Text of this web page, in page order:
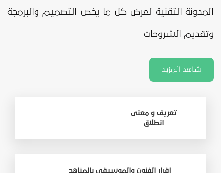
المدونة التقنية لعرض كل ما يخص التصميم والبرمجة
وتقديم الشروحات
شاهد المزيد
تعريف و معنى
انطلاق
إقرار الفنون والموسيقى بالمناهج